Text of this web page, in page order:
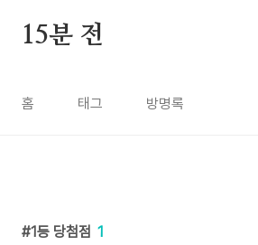
15분 전
홈 태그 방명록
1등 당첨점 1